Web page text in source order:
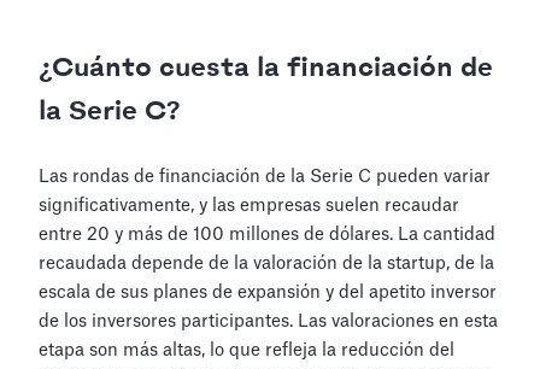
¿Cuánto cuesta la financiación de
la Serie C?
Las rondas de financiación de la Serie C pueden variar
significativamente, y las empresas suelen recaudar
entre 20 y más de 100 millones de dólares. La cantidad
recaudada depende de la valoración de la startup, de la
escala de sus planes de expansión y del apetito inversor
de los inversores participantes. Las valoraciones en esta
etapa son más altas, lo que refleja la reducción del